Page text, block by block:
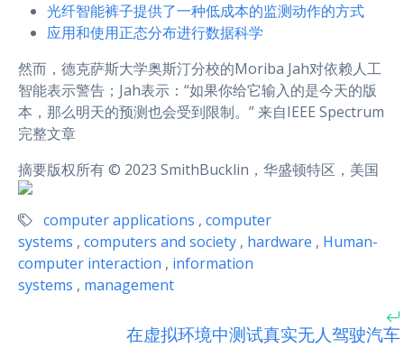
光纤智能裤子提供了一种低成本的监测动作的方式
应用和使用正态分布进行数据科学
然而，德克萨斯大学奥斯汀分校的Moriba Jah对依赖人工
智能表示警告；Jah表示：“如果你给它输入的是今天的版
本，那么明天的预测也会受到限制。” 来自IEEE Spectrum
完整文章
摘要版权所有 © 2023 SmithBucklin，华盛顿特区，美国
computer applications , computer
systems , computers and society , hardware , Human-
computer interaction , information
systems , management
在虚拟环境中测试真实无人驾驶汽车